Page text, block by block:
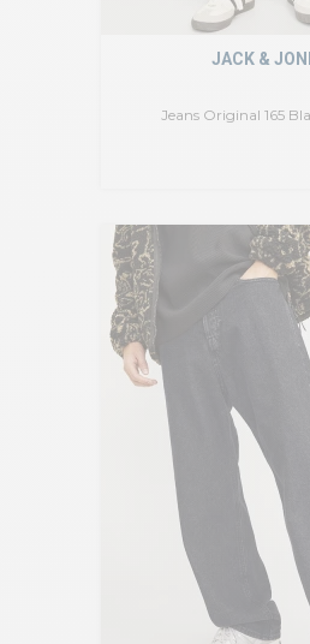
Jeans Original 165
JACK &